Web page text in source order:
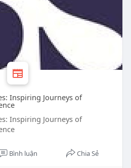
Inspiring Journeys of
Inspiring Journeys of
Bình luận Chia Sẻ